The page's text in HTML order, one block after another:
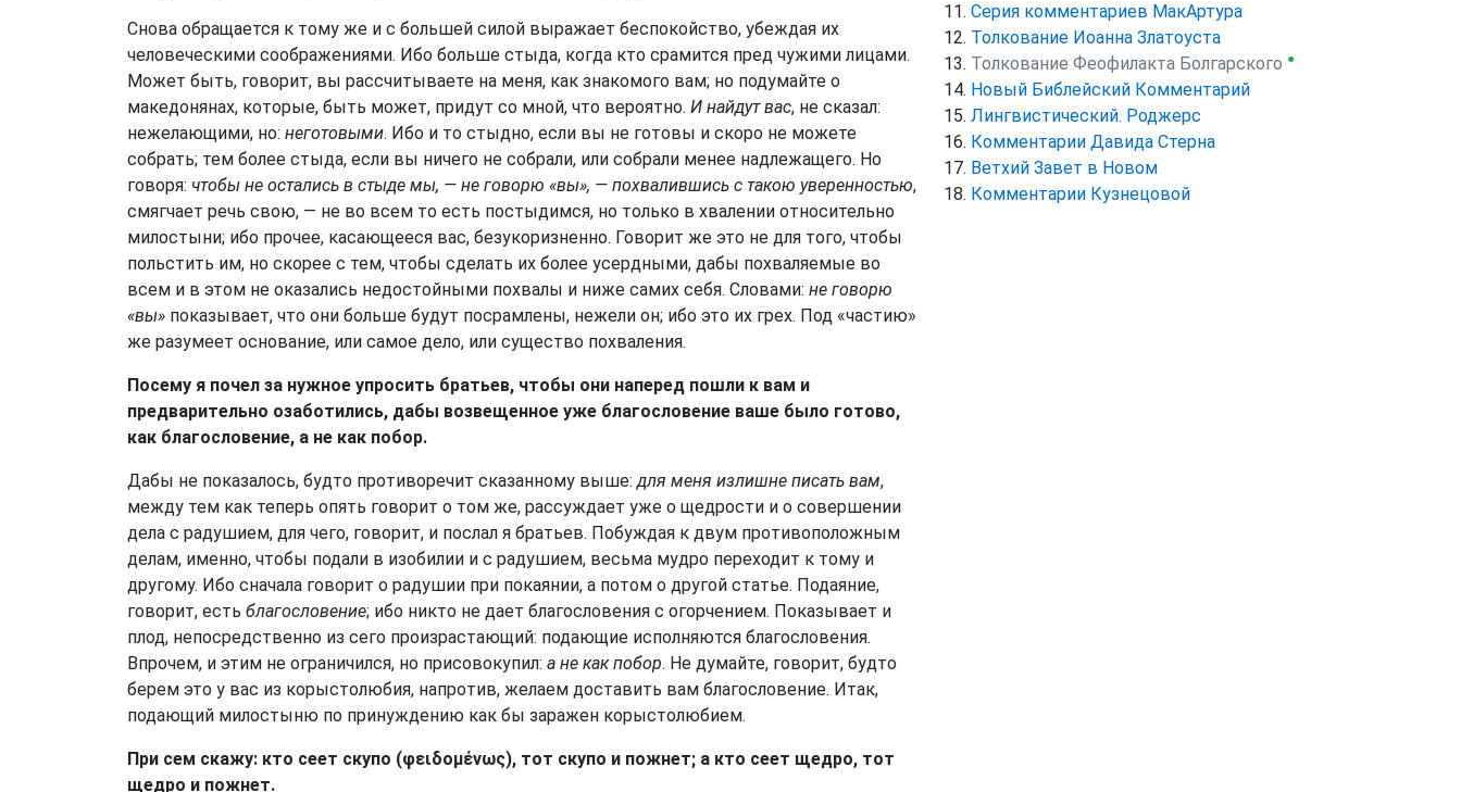
Снова обращается к тому же и с большей силой выражает беспокойство, убеждая их
человеческими соображениями. Ибо больше стыда, когда кто срамится пред чужими лицами.
Может быть, говорит, вы рассчитываете на меня, как знакомого вам; но подумайте о
македонянах, которые, быть может, придут со мной, что вероятно. И найдут вас, не сказал:
нежелающими, но: неготовыми. Ибо и то стыдно, если вы не готовы и скоро не можете
собрать; тем более стыда, если вы ничего не собрали, или собрали менее надлежащего. Но
говоря: чтобы не остались в стыде мы, — не говорю «вы», — похвалившись с такою уверенностью,
смягчает речь свою, — не во всем то есть постыдимся, но только в хвалении относительно
милостыни; ибо прочее, касающееся вас, безукоризненно. Говорит же это не для того, чтобы
польстить им, но скорее с тем, чтобы сделать их более усердными, дабы похваляемые во
всем и в этом не оказались недостойными похвалы и ниже самих себя. Словами: не говорю
«вы» показывает, что они больше будут посрамлены, нежели он; ибо это их грех. Под «частию»
же разумеет основание, или самое дело, или существо похваления.
Посему я почел за нужное упросить братьев, чтобы они наперед пошли к вам и
предварительно озаботились, дабы возвещенное уже благословение ваше было готово,
как благословение, а не как побор.
Дабы не показалось, будто противоречит сказанному выше:для меня излишне писать вам,
между тем как теперь опять говорит о том же, рассуждает уже о щедрости и о совершении
дела с радушием, для чего, говорит, и послал я братьев. Побуждая к двум противоположным
делам, именно, чтобы подали в изобилии и с радушием, весьма мудро переходит к тому и
другому. Ибо сначала говорит о радушии при покаянии, а потом о другой статье. Подаяние,
говорит, есть благословение; ибо никто не дает благословения с огорчением. Показывает и
плод, непосредственно из сего произрастающий: подающие исполняются благословения.
Впрочем, и этим не ограничился, но присовокупил: а не как побор. Не думайте, говорит, будто
берем это у вас из корыстолюбия, напротив, желаем доставить вам благословение. Итак,
подающий милостыню по принуждению как бы заражен корыстолюбием.
При сем скажу: кто сеет скупо (φειδομένως), тот скупо и пожнет; а кто сеет щедро, тот
щедро и пожнет.
Серия комментариев МакАртура
Толкование Иоанна Златоуста
Толкование Феофилакта Болгарского ●
Новый Библейский Комментарий
Лингвистический. Роджерс
Комментарии Давида Стерна
Ветхий Завет в Новом
Комментарии Кузнецовой